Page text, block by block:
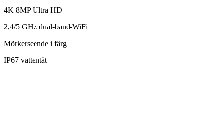
4K 8MP Ultra HD
2,4/5 GHz dual-band-WiFi
Mörkerseende i färg
IP67 vattentät